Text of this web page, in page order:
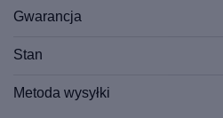
Gwarancja
Stan
Metoda wysyłki